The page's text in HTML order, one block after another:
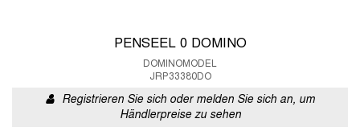
PENSEEL 0 DOMINO
DOMINOMODEL
JRP33380DO
Registrieren Sie sich oder melden Sie sich an, um
Händlerpreise zu sehen